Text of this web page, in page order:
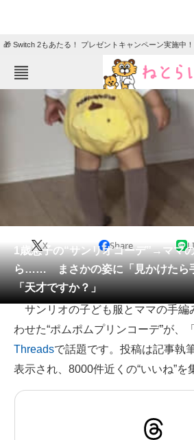
🎁 Switch 2もあたる！ プレゼントキャンペーン実施中！
ねとらぼメニュー
ニュース
会員記事
メディア
注目記事を集めた総合ページ
ITの今と未来を見通す
スマホと通信の最新トレンド
1歳息子の“サンリオコーデ”→ママ
ら…… まさかの姿に「見かけたら
「天才ですか？」
X Share
サンリオの子ども服とママの手編
わせた“ポムポムプリンコーデ”が、
Threadsで話題です。投稿は記事執
表示され、8000件近くの“いいね”を